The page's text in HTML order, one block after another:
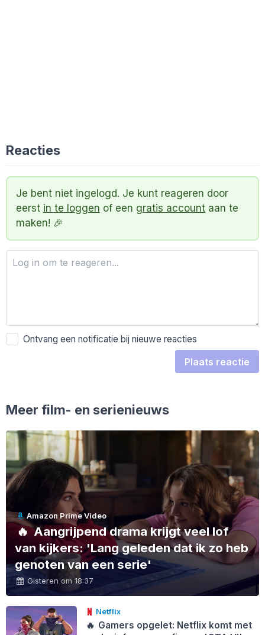
Reacties
Je bent niet ingelogd. Je kunt reageren door
eerst in te loggen of een gratis account aan te
maken! 🎉
Ontvang een notificatie bij nieuwe reacties
Plaats reactie
Meer film- en serienieuws
Amazon Prime Video
🔥Aangrijpend drama krijgt veel lof
van kijkers: 'Lang geleden dat ik zo heb
genoten van een serie'
Gisteren om 18:37
Netflix
🔥 Gamers opgelet: Netflix komt met